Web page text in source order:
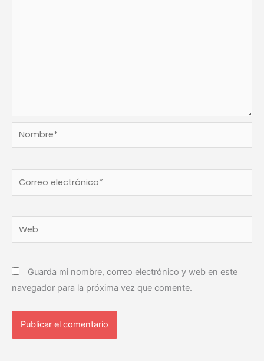
Nombre*
Guarda mi nombre, correo electrónico y web en este
navegador para la próxima vez que comente.